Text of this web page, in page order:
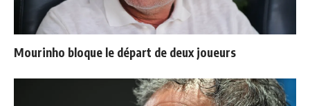
Mourinho bloque le départ de deux joueurs